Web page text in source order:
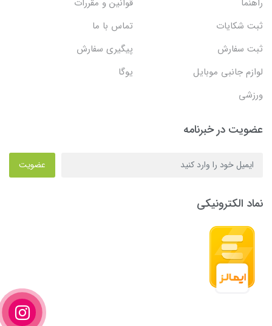
راهنما
قوانین و مقررات
ثبت شکایات
تماس با ما
ثبت سفارش
پیگیری سفارش
لوازم جانبی موبایل
یوگا
ورزشی
عضویت در خبرنامه
عضویت
نماد الکترونیکی